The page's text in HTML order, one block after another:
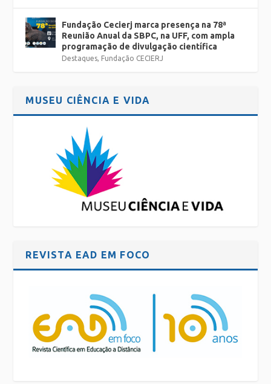
Fundação Cecierj marca presença na 78ª
Reunião Anual da SBPC, na UFF, com ampla
programação de divulgação científica
Destaques, Fundação CECIERJ
MUSEU CIÊNCIA E VIDA
REVISTA EAD EM FOCO